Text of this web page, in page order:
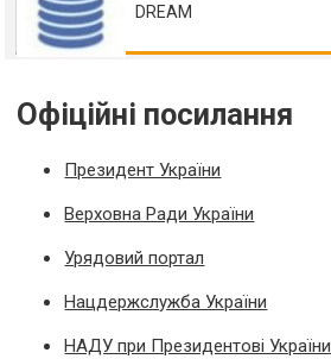
DREAM
Офіційні посилання
Президент України
Верховна Ради України
Урядовий портал
Нацдержслужба України
НАДУ при Президентові України